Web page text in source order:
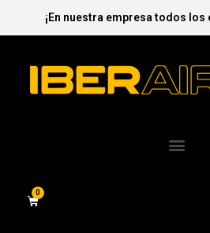
¡En nuestra empresa todos los